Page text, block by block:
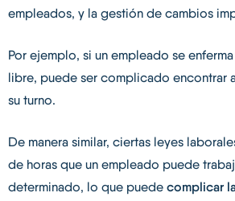
empleados, y la gestión de cambios
Por ejemplo, si un empleado se
libre, puede ser complicado encontrar
su turno.
De manera similar, ciertas leyes
de horas que un empleado puede
determinado, lo que puede complicar